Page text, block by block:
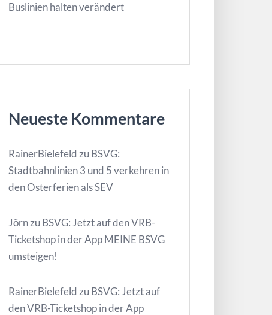
Buslinien halten verändert
Neueste Kommentare
RainerBielefeld zuBSVG:
Stadtbahnlinien 3 und 5 verkehren in
den Osterferien als SEV
JörnzuBSVG: Jetzt auf den VRB-
Ticketshop in der App MEINE BSVG
umsteigen!
RainerBielefeld zuBSVG: Jetzt auf
den VRB-Ticketshop in der App